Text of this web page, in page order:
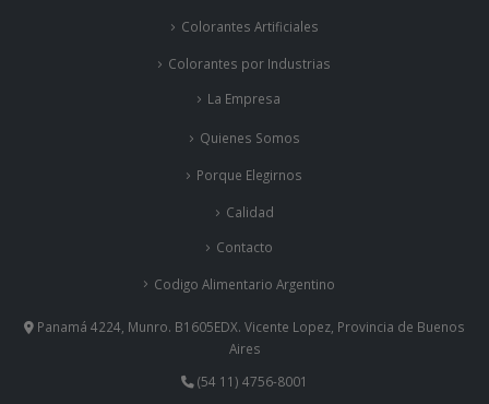
Colorantes Artificiales
Colorantes por Industrias
La Empresa
Quienes Somos
Porque Elegirnos
Calidad
Contacto
Codigo Alimentario Argentino
Panamá 4224, Munro. B1605EDX. Vicente Lopez, Provincia de Buenos
Aires
(54 11) 4756-8001